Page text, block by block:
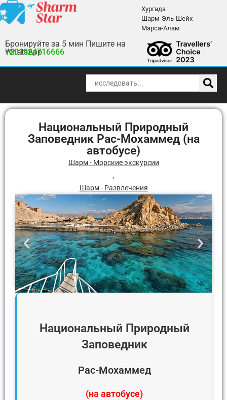
Хургада
Шарм-Эль-Шейх
Марса-Алам
Бронируйте за 5 мин Пишите на
WhatsApp
+201024716666
Национальный Природный
Заповедник Рас-Мохаммед (на
автобусе)
Шарм - Морские экскурсии
,
Шарм - Развлечения
Национальный Природный
Заповедник
Рас-Мохаммед
(на автобусе)